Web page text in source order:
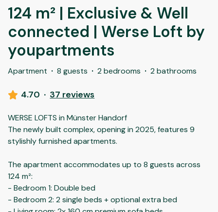
124 m² | Exclusive & Well
connected | Werse Loft by
youpartments
Apartment · 8 guests · 2 bedrooms · 2 bathrooms
4.70 · 37 reviews
WERSE LOFTS in Münster Handorf
The newly built complex, opening in 2025, features 9
stylishly furnished apartments.
The apartment accommodates up to 8 guests across
124 m²:
- Bedroom 1: Double bed
- Bedroom 2: 2 single beds + optional extra bed